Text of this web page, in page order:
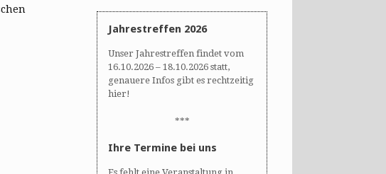
Jahrestreffen 2026
Unser Jahrestreffen findet vom
16.10.2026 – 18.10.2026 statt,
genauere Infos gibt es rechtzeitig
hier!
***
Ihre Termine bei uns